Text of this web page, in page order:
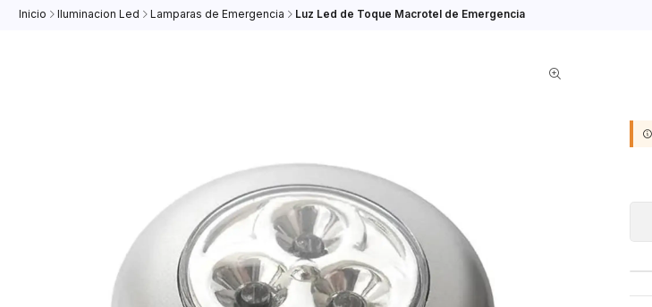
Inicio Iluminacion Led Lamparas de Emergencia Luz Led de Toque Macrotel de Emergencia